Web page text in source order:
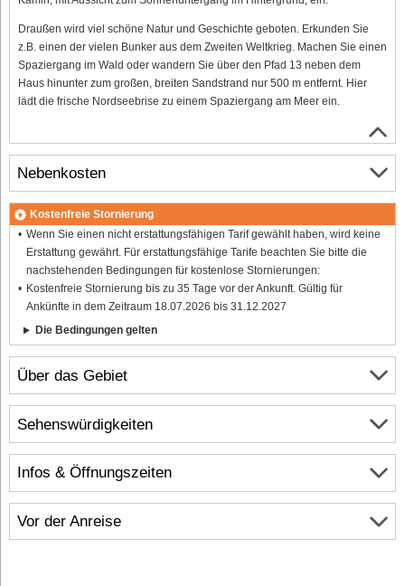
Draußen wird viel schöne Natur und Geschichte geboten. Erkunden Sie
z.B. einen der vielen Bunker aus dem Zweiten Weltkrieg. Machen Sie einen
Spaziergang im Wald oder wandern Sie über den Pfad 13 neben dem
Haus hinunter zum großen, breiten Sandstrand nur 500 m entfernt. Hier
lädt die frische Nordseebrise zu einem Spaziergang am Meer ein.
Über das Gebiet
Infos & Öffnungszeiten
Vor der Anreise
Nebenkosten
Kostenfreie Stornierung
Wenn Sie einen nicht erstattungsfähigen Tarif gewählt haben, wird keine
Erstattung gewährt. Für erstattungsfähige Tarife beachten Sie bitte die
nachstehenden Bedingungen für kostenlose Stornierungen:
Kostenfreie Stornierung bis zu 35 Tage vor der Ankunft. Gültig für
Ankünfte in dem Zeitraum 18.07.2026 bis 31.12.2027
Die Bedingungen gelten
Sehenswürdigkeiten